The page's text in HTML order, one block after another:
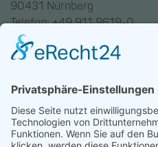
90431 Nürnberg
Telefon: +49 911 9619-0
Trainingszentrum Hannover
30169 Hannover
Telefon: +49 511 123598-531